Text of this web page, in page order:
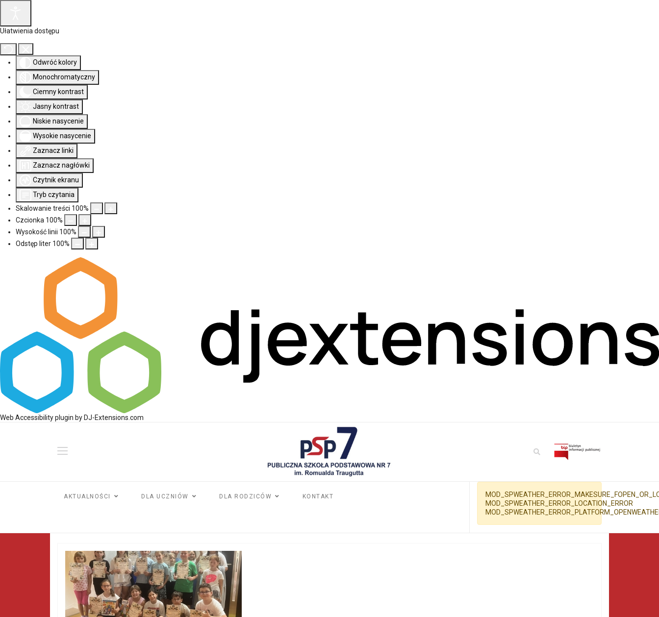
Ułatwienia dostępu
Odwróć kolory
Monochromatyczny
Ciemny kontrast
Jasny kontrast
Niskie nasycenie
Wysokie nasycenie
Zaznacz linki
Zaznacz nagłówki
Czytnik ekranu
Tryb czytania
Skalowanie treści 100%
Czcionka 100%
Wysokość linii 100%
Odstęp liter 100%
Web Accessibility plugin by DJ-Extensions.com
AKTUALNOŚCI DLA UCZNIÓW DLA RODZICÓW KONTAKT
MOD_SPWEATHER_ERROR_LOCATION_ERROR